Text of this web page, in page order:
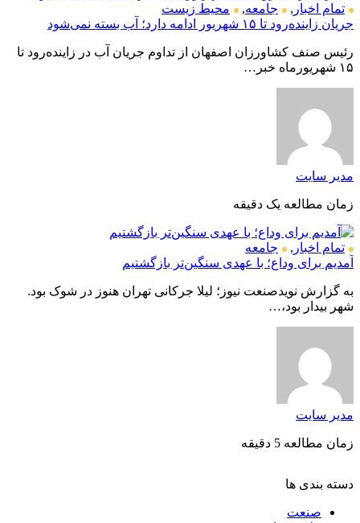
تمام اخبار , جامعه,
محیط زیست
جریان زاینده‌رود تا ۱۵ شهریور ادامه دارد؛ آب بسته نمی‌شود
رئیس صنف کشاورزان اصفهان از تداوم جریان آب در زاینده‌رود تا
۱۵ شهریورماه خبر…
مدیر سایت
زمان مطالعه یک دقیقه
تمام اخبار ,
جامعه
آمدیم برای وداع؛ با عهدی سنگین‌تر بازگشتیم
به گزارش نویدصنعت نیوز؛ لیلا جرکانی تهران هنوز در شوک بود.
شهر بیدار بود،…
مدیر سایت
زمان مطالعه 5 دقیقه
دسته بندی ها
صنعت